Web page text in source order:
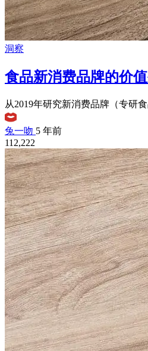
洞察
食品新消费品牌的价
从2019年研究新消费品牌（专研
兔一吻 5 年前
112,222